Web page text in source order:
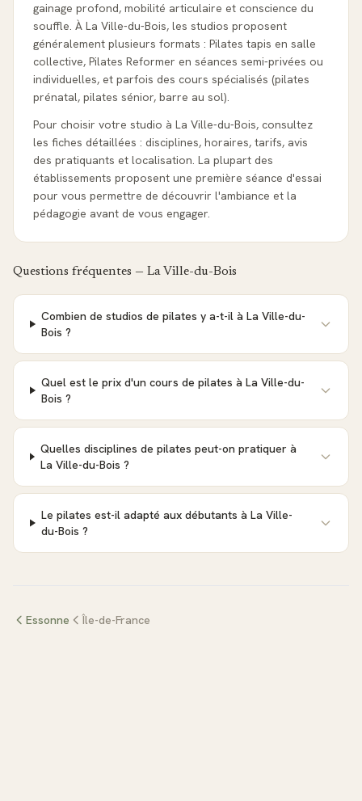
gainage profond, mobilité articulaire et conscience du
souffle. À La Ville-du-Bois, les studios proposent
généralement plusieurs formats : Pilates tapis en salle
collective, Pilates Reformer en séances semi-privées ou
individuelles, et parfois des cours spécialisés (pilates
prénatal, pilates sénior, barre au sol).
Pour choisir votre studio à La Ville-du-Bois, consultez
les fiches détaillées : disciplines, horaires, tarifs, avis
des pratiquants et localisation. La plupart des
établissements proposent une première séance d'essai
pour vous permettre de découvrir l'ambiance et la
pédagogie avant de vous engager.
Questions fréquentes — La Ville-du-Bois
Combien de studios de pilates y a-t-il à La Ville-du-
Bois ?
Quel est le prix d'un cours de pilates à La Ville-du-
Bois ?
Quelles disciplines de pilates peut-on pratiquer à
La Ville-du-Bois ?
Le pilates est-il adapté aux débutants à La Ville-
du-Bois ?
Essonne Île-de-France